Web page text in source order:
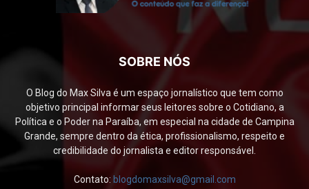
SOBRE NÓS
O Blog do Max Silva é um espaço jornalístico que tem como
objetivo principal informar seus leitores sobre o Cotidiano, a
Política e o Poder na Paraíba, em especial na cidade de Campina
Grande, sempre dentro da ética, profissionalismo, respeito e
credibilidade do jornalista e editor responsável.
Contato: blogdomaxsilva@gmail.com